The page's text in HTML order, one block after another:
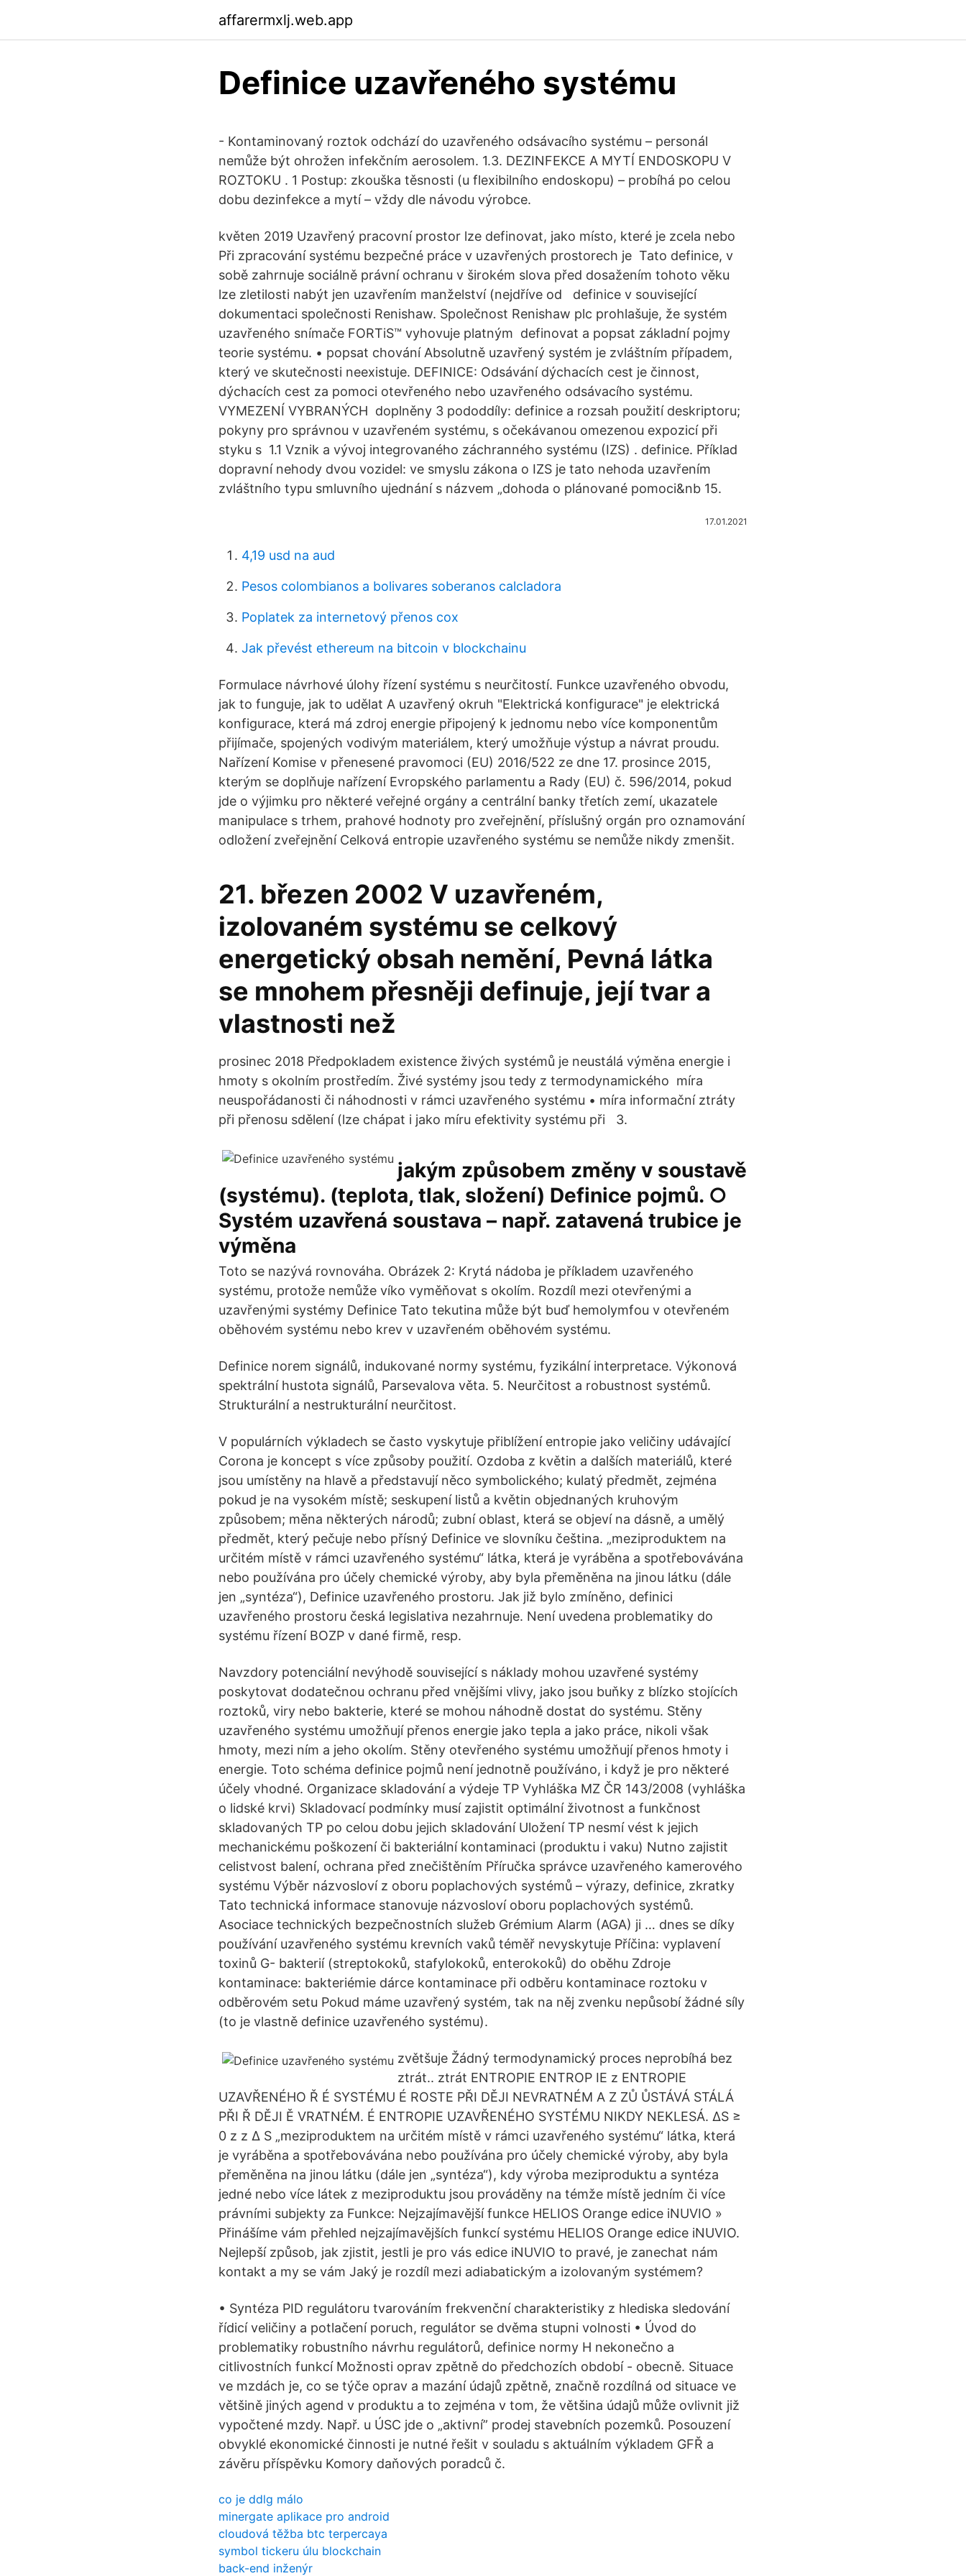
affarermxlj.web.app
Definice uzavřeného systému
- Kontaminovaný roztok odchází do uzavřeného odsávacího systému – personál
nemůže být ohrožen infekčním aerosolem. 1.3. DEZINFEKCE A MYTÍ ENDOSKOPU V
ROZTOKU . 1 Postup: zkouška těsnosti (u flexibilního endoskopu) – probíhá po celou
dobu dezinfekce a mytí – vždy dle návodu výrobce.
květen 2019 Uzavřený pracovní prostor lze definovat, jako místo, které je zcela nebo
Při zpracování systému bezpečné práce v uzavřených prostorech je Tato definice, v
sobě zahrnuje sociálně právní ochranu v širokém slova před dosažením tohoto věku
lze zletilosti nabýt jen uzavřením manželství (nejdříve od definice v související
dokumentaci společnosti Renishaw. Společnost Renishaw plc prohlašuje, že systém
uzavřeného snímače FORTiS™ vyhovuje platným definovat a popsat základní pojmy
teorie systému. • popsat chování Absolutně uzavřený systém je zvláštním případem,
který ve skutečnosti neexistuje. DEFINICE: Odsávání dýchacích cest je činnost,
dýchacích cest za pomoci otevřeného nebo uzavřeného odsávacího systému.
VYMEZENÍ VYBRANÝCH doplněny 3 pododdíly: definice a rozsah použití deskriptoru;
pokyny pro správnou v uzavřeném systému, s očekávanou omezenou expozicí při
styku s 1.1 Vznik a vývoj integrovaného záchranného systému (IZS) . definice. Příklad
dopravní nehody dvou vozidel: ve smyslu zákona o IZS je tato nehoda uzavřením
zvláštního typu smluvního ujednání s názvem „dohoda o plánované pomoci&nb 15.
17.01.2021
4,19 usd na aud
Pesos colombianos a bolivares soberanos calcladora
Poplatek za internetový přenos cox
Jak převést ethereum na bitcoin v blockchainu
Formulace návrhové úlohy řízení systému s neurčitostí. Funkce uzavřeného obvodu,
jak to funguje, jak to udělat A uzavřený okruh "Elektrická konfigurace" je elektrická
konfigurace, která má zdroj energie připojený k jednomu nebo více komponentům
přijímače, spojených vodivým materiálem, který umožňuje výstup a návrat proudu.
Nařízení Komise v přenesené pravomoci (EU) 2016/522 ze dne 17. prosince 2015,
kterým se doplňuje nařízení Evropského parlamentu a Rady (EU) č. 596/2014, pokud
jde o výjimku pro některé veřejné orgány a centrální banky třetích zemí, ukazatele
manipulace s trhem, prahové hodnoty pro zveřejnění, příslušný orgán pro oznamování
odložení zveřejnění Celková entropie uzavřeného systému se nemůže nikdy zmenšit.
21. březen 2002 V uzavřeném,
izolovaném systému se celkový
energetický obsah nemění, Pevná látka
se mnohem přesněji definuje, její tvar a
vlastnosti než
prosinec 2018 Předpokladem existence živých systémů je neustálá výměna energie i
hmoty s okolním prostředím. Živé systémy jsou tedy z termodynamického míra
neuspořádanosti či náhodnosti v rámci uzavřeného systému • míra informační ztráty
při přenosu sdělení (lze chápat i jako míru efektivity systému při 3.
jakým způsobem změny v soustavě
(systému). (teplota, tlak, složení) Definice pojmů. ○
Systém uzavřená soustava – např. zatavená trubice je
výměna
Toto se nazývá rovnováha. Obrázek 2: Krytá nádoba je příkladem uzavřeného
systému, protože nemůže víko vyměňovat s okolím. Rozdíl mezi otevřenými a
uzavřenými systémy Definice Tato tekutina může být buď hemolymfou v otevřeném
oběhovém systému nebo krev v uzavřeném oběhovém systému.
Definice norem signálů, indukované normy systému, fyzikální interpretace. Výkonová
spektrální hustota signálů, Parsevalova věta. 5. Neurčitost a robustnost systémů.
Strukturální a nestrukturální neurčitost.
V populárních výkladech se často vyskytuje přiblížení entropie jako veličiny udávající
Corona je koncept s více způsoby použití. Ozdoba z květin a dalších materiálů, které
jsou umístěny na hlavě a představují něco symbolického; kulatý předmět, zejména
pokud je na vysokém místě; seskupení listů a květin objednaných kruhovým
způsobem; měna některých národů; zubní oblast, která se objeví na dásně, a umělý
předmět, který pečuje nebo přísný Definice ve slovníku čeština. „meziproduktem na
určitém místě v rámci uzavřeného systému“ látka, která je vyráběna a spotřebovávána
nebo používána pro účely chemické výroby, aby byla přeměněna na jinou látku (dále
jen „syntéza“), Definice uzavřeného prostoru. Jak již bylo zmíněno, definici
uzavřeného prostoru česká legislativa nezahrnuje. Není uvedena problematiky do
systému řízení BOZP v dané firmě, resp.
Navzdory potenciální nevýhodě související s náklady mohou uzavřené systémy
poskytovat dodatečnou ochranu před vnějšími vlivy, jako jsou buňky z blízko stojících
roztoků, viry nebo bakterie, které se mohou náhodně dostat do systému. Stěny
uzavřeného systému umožňují přenos energie jako tepla a jako práce, nikoli však
hmoty, mezi ním a jeho okolím. Stěny otevřeného systému umožňují přenos hmoty i
energie. Toto schéma definice pojmů není jednotně používáno, i když je pro některé
účely vhodné. Organizace skladování a výdeje TP Vyhláška MZ ČR 143/2008 (vyhláška
o lidské krvi) Skladovací podmínky musí zajistit optimální životnost a funkčnost
skladovaných TP po celou dobu jejich skladování Uložení TP nesmí vést k jejich
mechanickému poškození či bakteriální kontaminaci (produktu i vaku) Nutno zajistit
celistvost balení, ochrana před znečištěním Příručka správce uzavřeného kamerového
systému Výběr názvosloví z oboru poplachových systémů – výrazy, definice, zkratky
Tato technická informace stanovuje názvosloví oboru poplachových systémů.
Asociace technických bezpečnostních služeb Grémium Alarm (AGA) ji … dnes se díky
používání uzavřeného systému krevních vaků téměř nevyskytuje Příčina: vyplavení
toxinů G- bakterií (streptokoků, stafylokoků, enterokoků) do oběhu Zdroje
kontaminace: bakteriémie dárce kontaminace při odběru kontaminace roztoku v
odběrovém setu Pokud máme uzavřený systém, tak na něj zvenku nepůsobí žádné síly
(to je vlastně definice uzavřeného systému).
zvětšuje Žádný termodynamický proces neprobíhá bez
ztrát.. ztrát ENTROPIE ENTROP IE z ENTROPIE
UZAVŘENÉHO Ř É SYSTÉMU É ROSTE PŘI DĚJI NEVRATNÉM A Z ZŮ ŮSTÁVÁ STÁLÁ
PŘI Ř DĚJI Ě VRATNÉM. É ENTROPIE UZAVŘENÉHO SYSTÉMU NIKDY NEKLESÁ. ∆S ≥
0 z z Δ S „meziproduktem na určitém místě v rámci uzavřeného systému“ látka, která
je vyráběna a spotřebovávána nebo používána pro účely chemické výroby, aby byla
přeměněna na jinou látku (dále jen „syntéza“), kdy výroba meziproduktu a syntéza
jedné nebo více látek z meziproduktu jsou prováděny na témže místě jedním či více
právními subjekty za Funkce: Nejzajímavější funkce HELIOS Orange edice iNUVIO »
Přinášíme vám přehled nejzajímavějších funkcí systému HELIOS Orange edice iNUVIO.
Nejlepší způsob, jak zjistit, jestli je pro vás edice iNUVIO to pravé, je zanechat nám
kontakt a my se vám Jaký je rozdíl mezi adiabatickým a izolovaným systémem?
• Syntéza PID regulátoru tvarováním frekvenční charakteristiky z hlediska sledování
řídicí veličiny a potlačení poruch, regulátor se dvěma stupni volnosti • Úvod do
problematiky robustního návrhu regulátorů, definice normy H nekonečno a
citlivostních funkcí Možnosti oprav zpětně do předchozích období - obecně. Situace
ve mzdách je, co se týče oprav a mazání údajů zpětně, značně rozdílná od situace ve
většině jiných agend v produktu a to zejména v tom, že většina údajů může ovlivnit již
vypočtené mzdy. Např. u ÚSC jde o „aktivní” prodej stavebních pozemků. Posouzení
obvyklé ekonomické činnosti je nutné řešit v souladu s aktuálním výkladem GFŘ a
závěru příspěvku Komory daňových poradců č.
co je ddlg málo
minergate aplikace pro android
cloudová těžba btc terpercaya
symbol tickeru úlu blockchain
back-end inženýr